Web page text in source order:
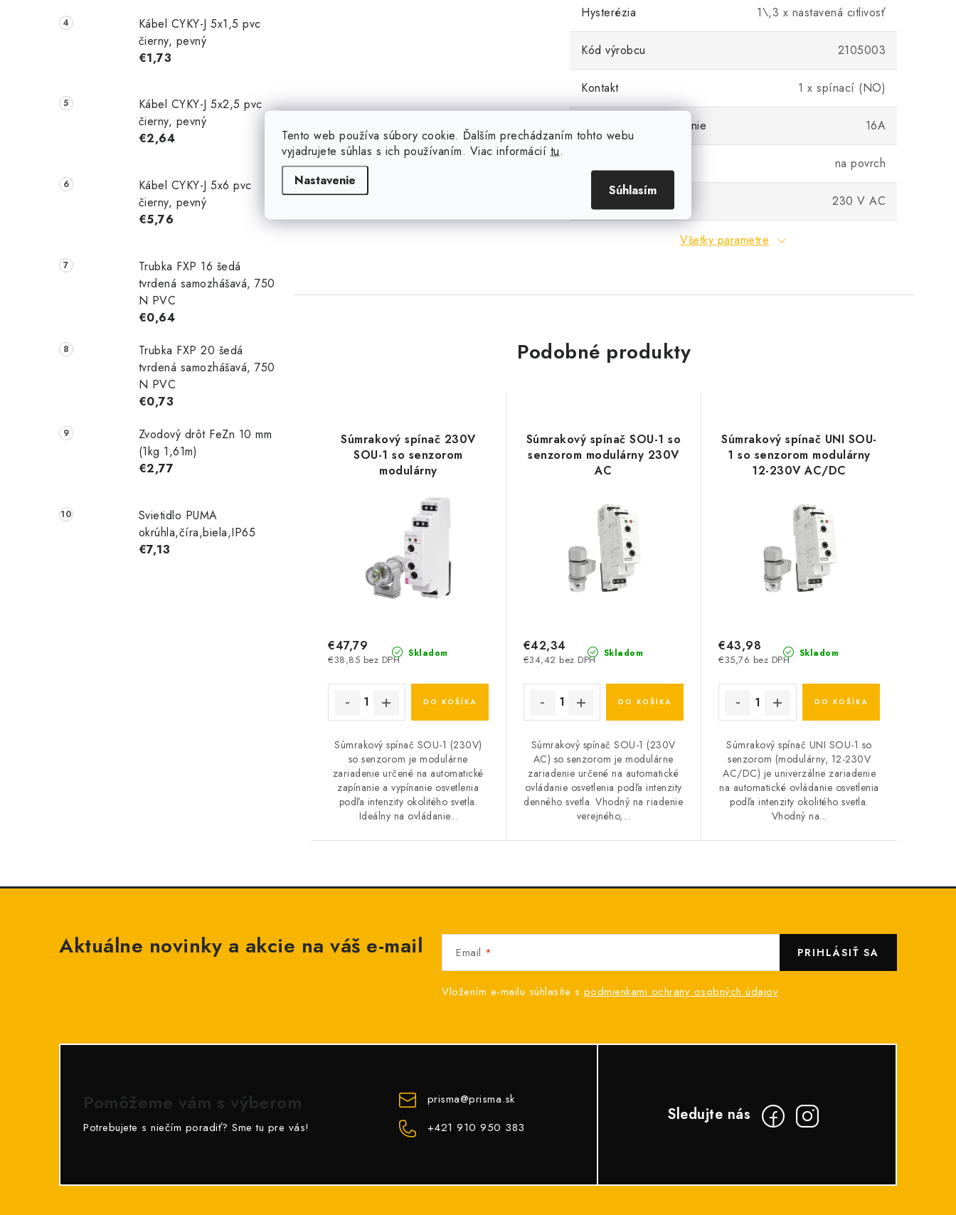
Tento web používa súbory cookie. Ďalším prechádzaním tohto webu
vyjadrujete súhlas s ich používaním. Viac informácií tu.
Nastavenie
Súhlasím
Kábel CYKY-J 5x1,5 pvc
čierny, pevný
€1,73
Kábel CYKY-J 5x2,5 pvc
čierny, pevný
€2,64
Kábel CYKY-J 5x6 pvc
čierny, pevný
€5,76
Trubka FXP 16 šedá
tvrdená samozhášavá, 750
N PVC
€0,64
Trubka FXP 20 šedá
tvrdená samozhášavá, 750
N PVC
€0,73
Zvodový drôt FeZn 10 mm
(1kg 1,61m)
€2,77
Svietidlo PUMA
okrúhla,číra,biela,IP65
€7,13
Hysterézia 1\,3 x nastavená citlivosť
Kód výrobcu 2105003
Kontakt 1 x spínací (NO)
Max. prúdové zaťaženie 16A
na povrch
230 V AC
Všetky parametre
Podobné produkty
Súmrakový spínač 230V
SOU-1 so senzorom
modulárny
Skladom
€38,85 bez DPH
€47,79
DO KOŠÍKA
Súmrakový spínač SOU-1 (230V)
so senzorom je modulárne
zariadenie určené na automatické
zapínanie a vypínanie osvetlenia
podľa intenzity okolitého svetla.
Ideálny na ovládanie...
Súmrakový spínač SOU-1 so
senzorom modulárny 230V
AC
Skladom
€34,42 bez DPH
€42,34
DO KOŠÍKA
Súmrakový spínač SOU-1 (230V
AC) so senzorom je modulárne
zariadenie určené na automatické
ovládanie osvetlenia podľa intenzity
denného svetla. Vhodný na riadenie
verejného,...
Súmrakový spínač UNI SOU-
1 so senzorom modulárny
12-230V AC/DC
Skladom
€35,76 bez DPH
€43,98
DO KOŠÍKA
Súmrakový spínač UNI SOU-1 so
senzorom (modulárny, 12-230V
AC/DC) je univerzálne zariadenie
na automatické ovládanie osvetlenia
podľa intenzity okolitého svetla.
Vhodný na...
Aktuálne novinky a akcie na váš e-mail Email
Vložením e-mailu súhlasíte s podmienkami ochrany osobných údajov
PRIHLÁSIŤ SA
Pomôžeme vám s výberom
Potrebujete s niečím poradiť? Sme tu pre vás!
prisma@prisma.sk
+421 910 950 383